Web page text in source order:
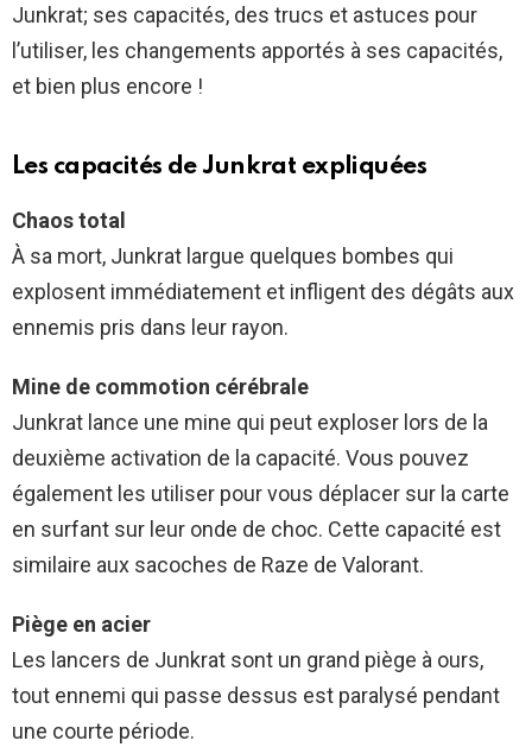
Junkrat; ses capacités, des trucs et astuces pour
l’utiliser, les changements apportés à ses capacités,
et bien plus encore !
Les capacités de Junkrat expliquées
Chaos total
À sa mort, Junkrat largue quelques bombes qui
explosent immédiatement et infligent des dégâts aux
ennemis pris dans leur rayon.
Mine de commotion cérébrale
Junkrat lance une mine qui peut exploser lors de la
deuxième activation de la capacité. Vous pouvez
également les utiliser pour vous déplacer sur la carte
en surfant sur leur onde de choc. Cette capacité est
similaire aux sacoches de Raze de Valorant.
Piège en acier
Les lancers de Junkrat sont un grand piège à ours,
tout ennemi qui passe dessus est paralysé pendant
une courte période.